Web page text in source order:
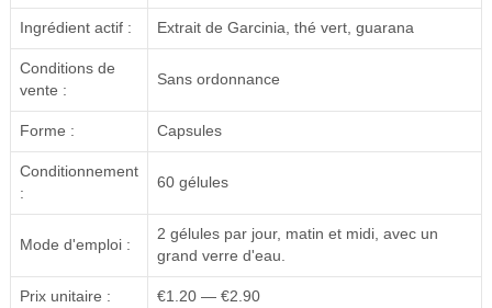
Ingrédient actif : Extrait de Garcinia, thé vert, guarana
Conditions de
vente :
Sans ordonnance
Forme : Capsules
Conditionnement
:
60 gélules
Mode d'emploi :
2 gélules par jour, matin et midi, avec un
grand verre d'eau.
Prix unitaire : €1.20 — €2.90